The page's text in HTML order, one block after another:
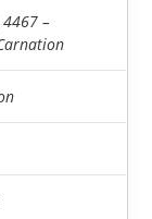
4467 –